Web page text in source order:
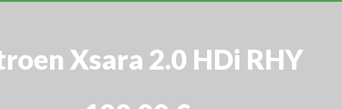
Xsara 2.0 HDi RHY